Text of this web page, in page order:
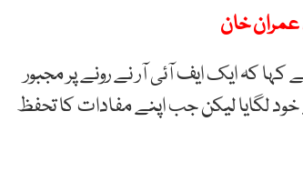
عمران خان
کہ ایک ایف آئی آر نے رونے پر مجبور
لگایا لیکن جب اپنے مفادات کا تحفظ